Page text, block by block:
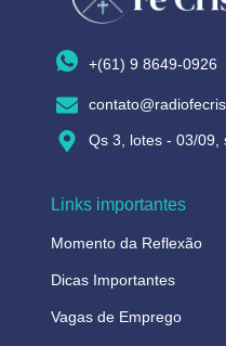
+(61) 9 8649-0926
Qs 3, lotes - 03/09,
Links importantes
Momento da Reflexão
Dicas Importantes
Vagas de Emprego